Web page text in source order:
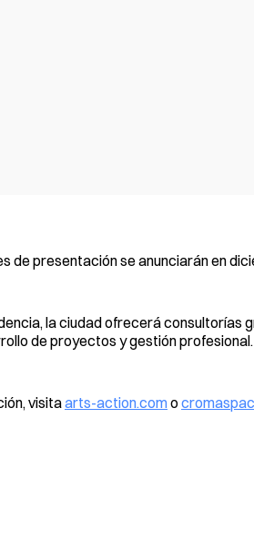
de presentación se anunciarán en
la ciudad ofrecerá
de proyectos y gestión
visitaarts-action.como